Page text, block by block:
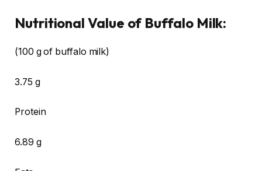
Nutritional Value of Buffalo Milk:
(100 g of buffalo milk)
3.75 g
Protein
6.89 g